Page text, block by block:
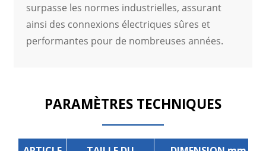
surpasse les normes industrielles, assurant
ainsi des connexions électriques sûres et
performantes pour de nombreuses années.
PARAMÈTRES TECHNIQUES